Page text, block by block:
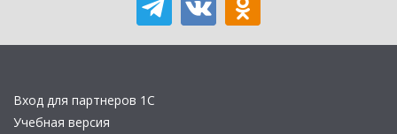
Вход для партнеров 1С
Учебная версия